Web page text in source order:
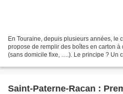
En Touraine, depuis plusieurs années, le
propose de remplir des boîtes en carton à
(sans domicile fixe, ….). Le principe ? Un
Saint-Paterne-Racan :